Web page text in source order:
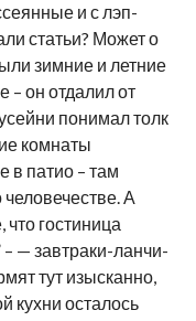
и с лэп-
статьи? Может о
зимние и летние
– он отдалил от
понимал толк
комнаты
в патио – там
А
гостиница
– — завтраки-ланчи-
тут изысканно,
кухни осталось